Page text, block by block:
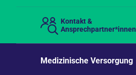
Kontakt &
Ansprechpartner*innen
Medizinische Versorgung